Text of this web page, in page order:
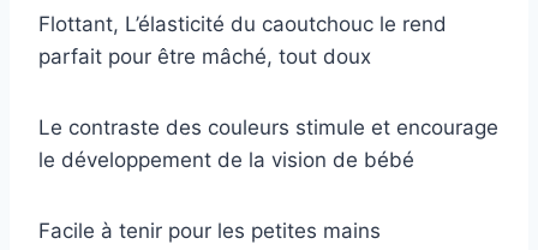
Flottant, L’élasticité du caoutchouc le rend
parfait pour être mâché, tout doux
Le contraste des couleurs stimule et encourage
le développement de la vision de bébé
Facile à tenir pour les petites mains